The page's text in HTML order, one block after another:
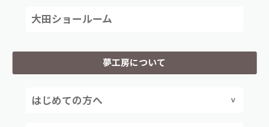
大田ショールーム
夢工房について
はじめての方へ